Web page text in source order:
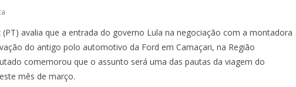
avalia que a entrada do governo Lula na negociação com a montadora
do antigo polo automotivo da Ford em Camaçari, na Região
comemorou que o assunto será uma das pautas da viagem do
mês de março.